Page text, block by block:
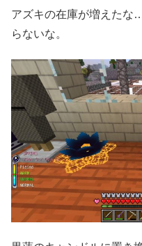
アズキの在庫が増えた
らないな。